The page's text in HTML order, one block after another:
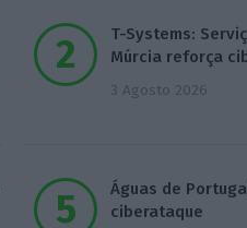
T-Systems:
Múrcia reforça
3 Agosto 2026
Águas de
ciberataque